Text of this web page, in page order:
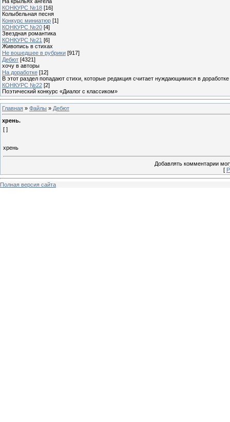
КОНКУРС №18 [16]
Колыбельная песня
Конкурс миниатюр [1]
КОНКУРС №20 [4]
Звездная романтика
КОНКУРС №21 [6]
Живопись в стихах
Не вошедшее в рубрики [917]
Дебют [4321]
хочу в авторы
На доработке [12]
В этот раздел попадают стихи, которые редакция считает нуждающимися в доработке
КОНКУРС №22 [2]
Поэтический конкурс «Диалог с классиком»
Главная » Файлы » Дебют
хрень.
[ ]
хрень
Добавлять комментарии
[
Полная версия сайта